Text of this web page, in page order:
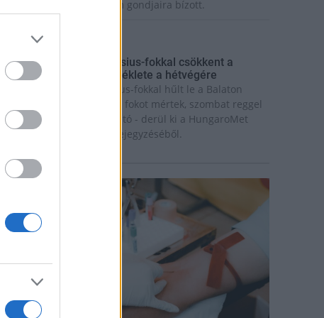
házaspár a pécsi múzeum gondjaira bízott.
Országos hírek
Egy hét alatt közel 6 Celsius-fokkal csökkent a
Balaton vizének hőmérséklete a hétvégére
Egy hét alatt közel 6 Celsius-fokkal hűlt le a Balaton
vize: míg július 18-án 26,6 fokot mértek, szombat reggel
már csak 20,8 fokos volt a tó - derül ki a HungaroMet
Zrt. szombati Facebook-bejegyzéséből.